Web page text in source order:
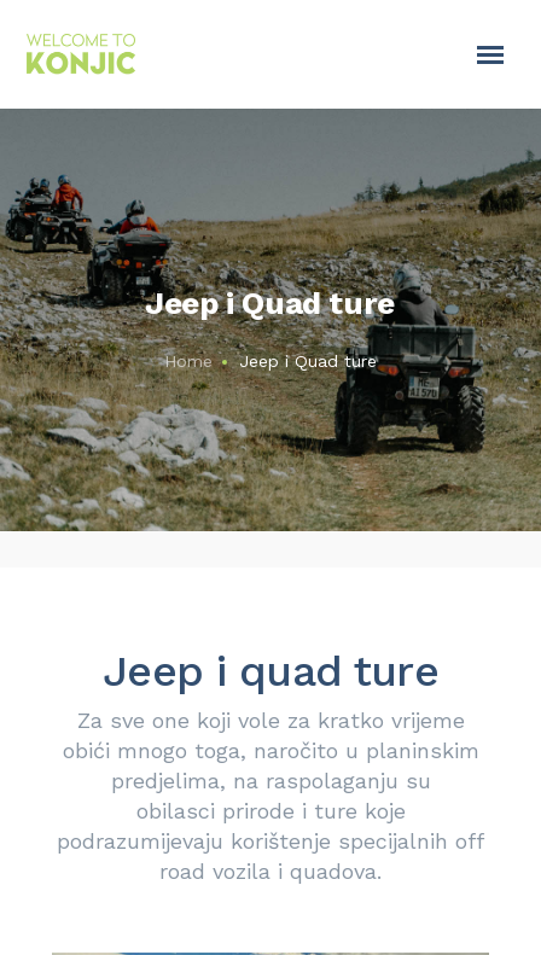
Jeep i Quad ture
Home Jeep i Quad ture
Jeep i quad ture
Za sve one koji vole za kratko vrijeme
obići mnogo toga, naročito u planinskim
predjelima, na raspolaganju su
obilasci prirode i ture koje
podrazumijevaju korištenje specijalnih off
road vozila i quadova.